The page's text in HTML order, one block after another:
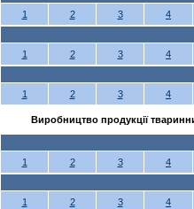
1
2 3 4
1
2 3 4
1
2 3 4
Виробництво продукції
1
2 3 4
1
2 3 4